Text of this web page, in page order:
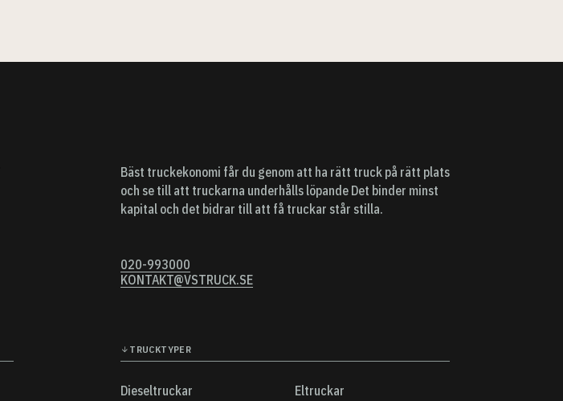
Bäst truckekonomi får du genom att ha rätt truck på rätt plats
och se till att truckarna underhålls löpande Det binder minst
kapital och det bidrar till att få truckar står stilla.
020-993000
KONTAKT@VSTRUCK.SE
TRUCKTYPER
Dieseltruckar Eltruckar